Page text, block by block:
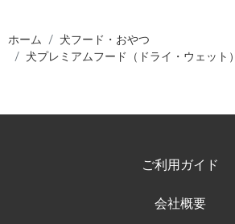
ホーム
犬フード・おやつ
犬プレミアムフード（ドライ・ウェット）
ご利用ガイド
会社概要